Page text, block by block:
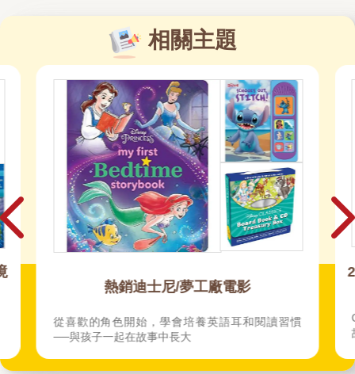
相關主題
熱銷迪士尼/夢工廠電影
從喜歡的角色開始，學會培養英語耳和閱讀習慣
──與孩子一起在故事中長大